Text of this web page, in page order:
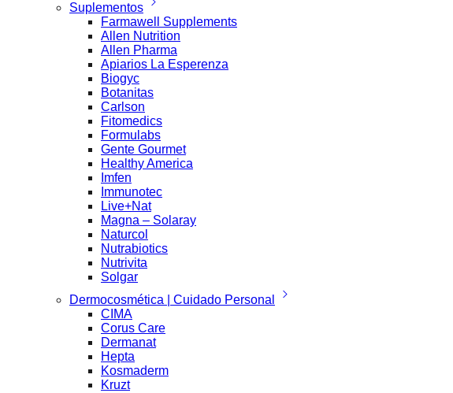
Suplementos
Farmawell Supplements
Allen Nutrition
Allen Pharma
Apiarios La Esperenza
Biogyc
Botanitas
Carlson
Fitomedics
Formulabs
Gente Gourmet
Healthy America
Imfen
Immunotec
Live+Nat
Magna – Solaray
Naturcol
Nutrabiotics
Nutrivita
Solgar
Dermocosmética | Cuidado Personal
CIMA
Corus Care
Dermanat
Hepta
Kosmaderm
Kruzt